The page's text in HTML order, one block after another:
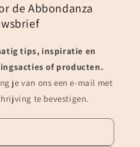
de Abbondanza
tips, inspiratie en
of producten.
je van ons een e-mail met
te bevestigen.